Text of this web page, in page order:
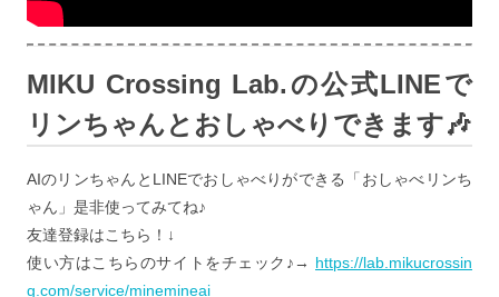
MIKU Crossing Lab.の公式LINEで
リンちゃんとおしゃべりできます🎶
AIのリンちゃんとLINEでおしゃべりができる「おしゃべリンち
ゃん」是非使ってみてね♪
友達登録はこちら！↓
使い方はこちらのサイトをチェック♪→ https://lab.mikucrossin
g.com/service/minemineai